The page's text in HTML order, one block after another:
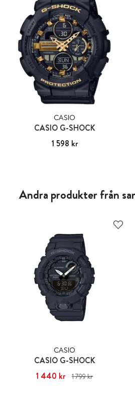
CASIO
CASIO G-SHOCK
Pris :1 598 kr
1 598 kr
Andra produkter från
CASIO
CASIO G-SHOCK
Nuvarande pris:1 440 krTidigare
1 440 kr 1 799 kr